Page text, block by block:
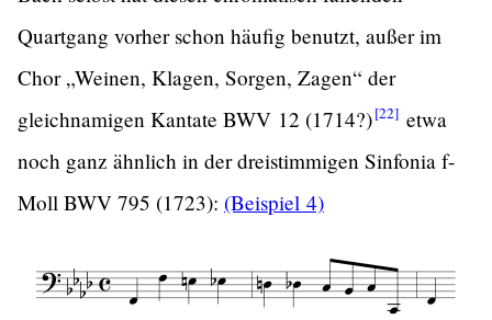
Quartgang vorher schon häufig benutzt, außer im
Chor „Weinen, Klagen, Sorgen, Zagen“ der
gleichnamigen Kantate BWV 12 (1714?)[22] etwa
noch ganz ähnlich in der dreistimmigen Sinfonia f-
Moll BWV 795 (1723): (Beispiel 4)